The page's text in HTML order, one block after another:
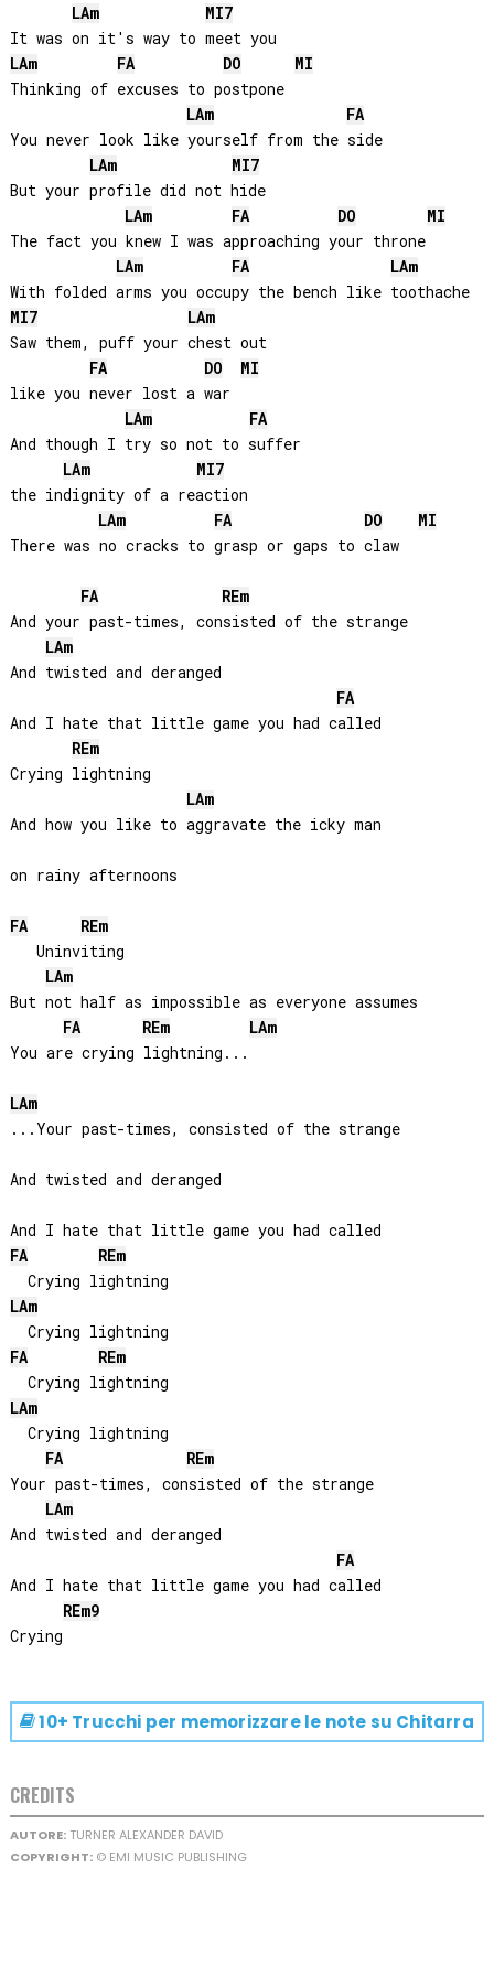
LAm MI7
LAm FA DO
MI
Thinking of excuses to postpone
LAm
FA
You never look like yourself from the side
LAm MI7
But your profile did not hide
LAm FA DO
MI
The fact you knew I was approaching your throne
LAm FA LAm
With folded arms you occupy the bench like toothache
MI7 LAm
Saw them, puff your chest out
FA
DO
MI
like you never lost a war
LAm
FA
And though I try so not to suffer
LAm MI7
the indignity of a reaction
LAm FA DO
MI
There was no cracks to grasp or gaps to claw
FA REm
And your past-times, consisted of the strange
LAm
And twisted and deranged
FA
And I hate that little game you had called
REm
Crying lightning
LAm
And how you like to aggravate the icky man
on rainy afternoons
FA REm
   Uninviting
LAm
But not half as impossible as everyone assumes
FA
REm LAm
You are crying lightning...
LAm
...Your past-times, consisted of the strange
And twisted and deranged
FA
REm
LAm
FA
REm
LAm
  Crying lightning
FA
REm
Your past-times, consisted of the strange
LAm
And twisted and deranged
FA
And I hate that little game you had called
REm9
10+ Trucchi per memorizzare le note su Chitarra
CREDITS
AUTORE:TURNER ALEXANDER DAVID
COPYRIGHT:© EMI MUSIC PUBLISHING